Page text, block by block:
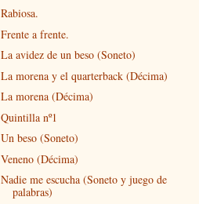
Rabiosa.
Frente a frente.
La avidez de un beso (Soneto)
La morena y el quarterback (Décima)
La morena (Décima)
Quintilla nº1
Un beso (Soneto)
Veneno (Décima)
Nadie me escucha (Soneto y juego de
palabras)